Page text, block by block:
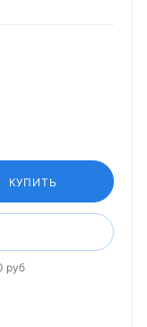
КУПИТЬ
руб